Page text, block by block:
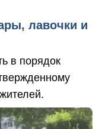
лавочки и
в порядок